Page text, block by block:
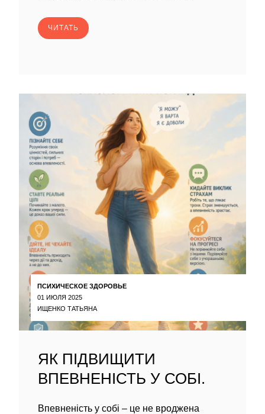
ЧИТАТЬ
ПСИХИЧЕСКОЕ ЗДОРОВЬЕ
01 ИЮЛЯ 2025
ИЩЕНКО ТАТЬЯНА
ЯК ПІДВИЩИТИ
ВПЕВНЕНІСТЬ У СОБІ.
Впевненість у собі – це не вроджена